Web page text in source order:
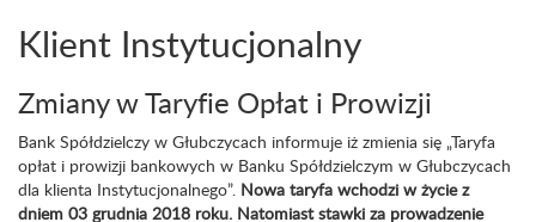
Klient Instytucjonalny
Zmiany w Taryfie Opłat i Prowizji
Bank Spółdzielczy w Głubczycach informuje iż zmienia się „Taryfa
opłat i prowizji bankowych w Banku Spółdzielczym w Głubczycach
dla klienta Instytucjonalnego”. Nowa taryfa wchodzi w życie z
dniem 03 grudnia 2018 roku. Natomiast stawki za prowadzenie